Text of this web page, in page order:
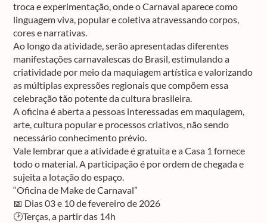
troca e experimentação, onde o Carnaval aparece como
linguagem viva, popular e coletiva atravessando corpos,
cores e narrativas.
Ao longo da atividade, serão apresentadas diferentes
manifestações carnavalescas do Brasil, estimulando a
criatividade por meio da maquiagem artística e valorizando
as múltiplas expressões regionais que compõem essa
celebração tão potente da cultura brasileira.
A oficina é aberta a pessoas interessadas em maquiagem,
arte, cultura popular e processos criativos, não sendo
necessário conhecimento prévio.
Vale lembrar que a atividade é gratuita e a Casa 1 fornece
todo o material. A participação é por ordem de chegada e
sujeita a lotação do espaço.
“Oficina de Make de Carnaval”
📅 Dias 03 e 10 de fevereiro de 2026
🕑Terças, a partir das 14h